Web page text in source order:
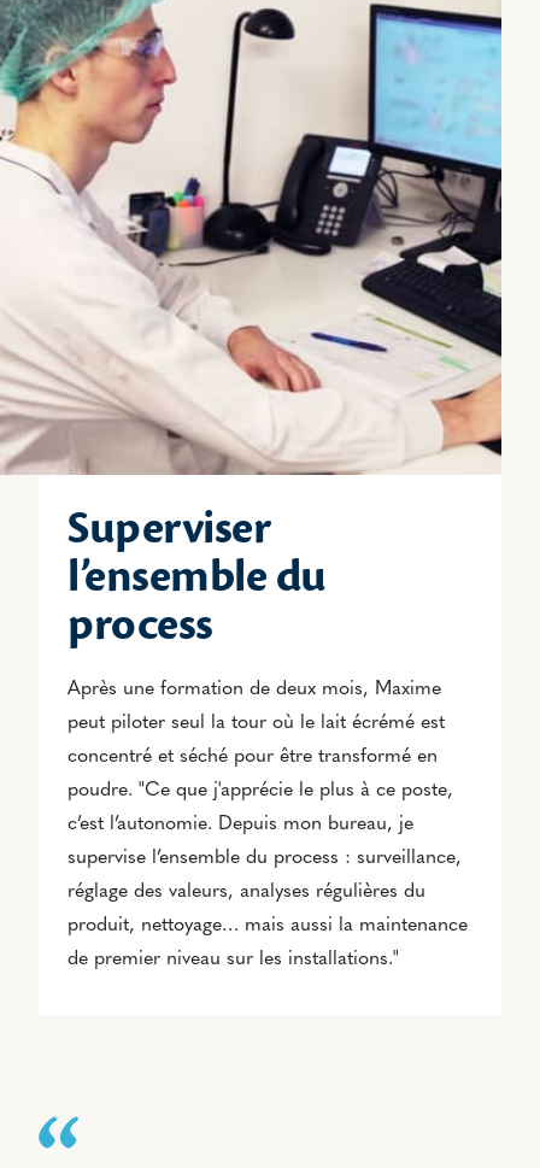
Superviser
l’ensemble du
process
Après une formation de deux mois, Maxime
peut piloter seul la tour où le lait écrémé est
concentré et séché pour être transformé en
poudre. "Ce que j'apprécie le plus à ce poste,
c’est l’autonomie. Depuis mon bureau, je
supervise l’ensemble du process : surveillance,
réglage des valeurs, analyses régulières du
produit, nettoyage… mais aussi la maintenance
de premier niveau sur les installations."